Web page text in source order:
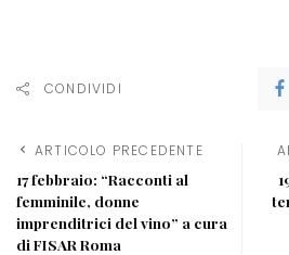
CONDIVIDI
ARTICOLO PRECEDENTE
17 febbraio: “Racconti al
femminile, donne
imprenditrici del vino” a cura
di FISAR Roma